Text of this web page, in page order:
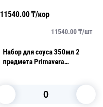
11540.00₸/кор
11540.00₸/шт
Набор для соуса 350мл 2
предмета Primavera